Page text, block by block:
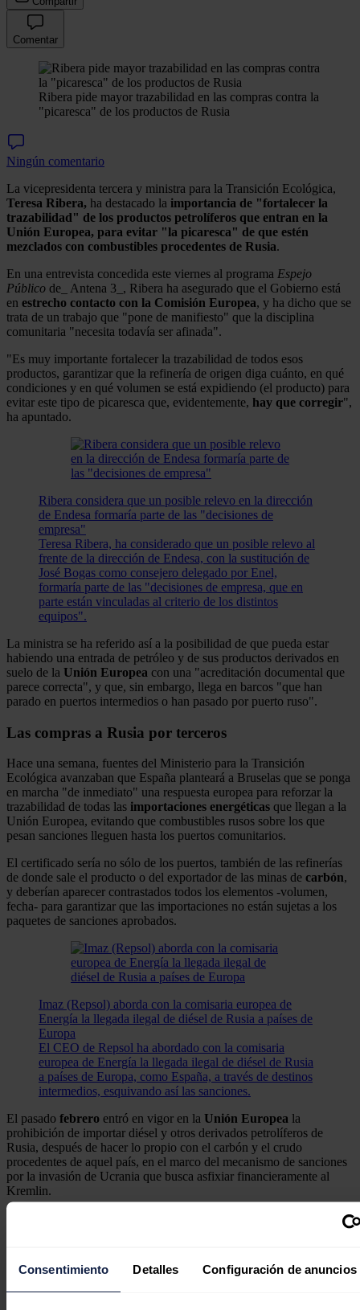
Consentimiento Detalles Configuración de anuncios
Comentar
Ribera pide mayor trazabilidad en las compras contra la
"picaresca" de los productos de Rusia
Ningún comentario
La vicepresidenta tercera y ministra para la Transición Ecológica,
Teresa Ribera, ha destacado la importancia de "fortalecer la
trazabilidad" de los productos petrolíferos que entran en la
Unión Europea, para evitar "la picaresca" de que estén
mezclados con combustibles procedentes de Rusia.
En una entrevista concedida este viernes al programa Espejo
Público de_ Antena 3_, Ribera ha asegurado que el Gobierno está
en estrecho contacto con la Comisión Europea, y ha dicho que se
trata de un trabajo que "pone de manifiesto" que la disciplina
comunitaria "necesita todavía ser afinada".
"Es muy importante fortalecer la trazabilidad de todos esos
productos, garantizar que la refinería de origen diga cuánto, en qué
condiciones y en qué volumen se está expidiendo (el producto) para
evitar este tipo de picaresca que, evidentemente, hay que corregir",
ha apuntado.
Ribera considera que un posible relevo en la dirección
de Endesa formaría parte de las "decisiones de
empresa"
Teresa Ribera, ha considerado que un posible relevo al
frente de la dirección de Endesa, con la sustitución de
José Bogas como consejero delegado por Enel,
formaría parte de las "decisiones de empresa, que en
parte están vinculadas al criterio de los distintos
equipos".
La ministra se ha referido así a la posibilidad de que pueda estar
habiendo una entrada de petróleo y de sus productos derivados en
suelo de la Unión Europea con una "acreditación documental que
parece correcta", y que, sin embargo, llega en barcos "que han
parado en puertos intermedios o han pasado por puerto ruso".
Las compras a Rusia por terceros
Hace una semana, fuentes del Ministerio para la Transición
Ecológica avanzaban que España planteará a Bruselas que se ponga
en marcha "de inmediato" una respuesta europea para reforzar la
trazabilidad de todas las importaciones energéticas que llegan a la
Unión Europea, evitando que combustibles rusos sobre los que
pesan sanciones lleguen hasta los puertos comunitarios.
El certificado sería no sólo de los puertos, también de las refinerías
de donde sale el producto o del exportador de las minas de carbón,
y deberían aparecer contrastados todos los elementos -volumen,
fecha- para garantizar que las importaciones no están sujetas a los
paquetes de sanciones aprobados.
Imaz (Repsol) aborda con la comisaria europea de
Energía la llegada ilegal de diésel de Rusia a países de
Europa
El CEO de Repsol ha abordado con la comisaria
europea de Energía la llegada ilegal de diésel de Rusia
a países de Europa, como España, a través de destinos
intermedios, esquivando así las sanciones.
El pasado febrero entró en vigor en la Unión Europea la
prohibición de importar diésel y otros derivados petrolíferos de
Rusia, después de hacer lo propio con el carbón y el crudo
procedentes de aquel país, en el marco del mecanismo de sanciones
por la invasión de Ucrania que busca asfixiar financieramente al
Kremlin.
Según los últimos datos de la Corporación de Reservas Estratégicas